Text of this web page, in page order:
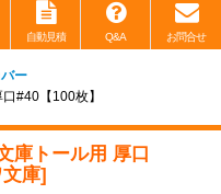
自動見積 Q&A お問合せ
ー
#40【100枚】
庫トール用 厚口
庫]